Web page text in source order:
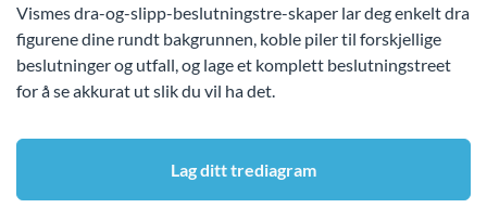
Vismes dra-og-slipp-beslutningstre-skaper lar deg enkelt dra
figurene dine rundt bakgrunnen, koble piler til forskjellige
beslutninger og utfall, og lage et komplett beslutningstreet
for å se akkurat ut slik du vil ha det.
Lag ditt trediagram